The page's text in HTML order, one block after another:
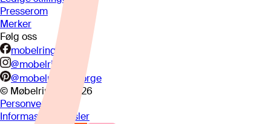
Presserom
Merker
Følg oss
mobelringen.no
@mobelringen
@mobelringennorge
© Møbelringen
2026
Personvern
Informasjonskapsler